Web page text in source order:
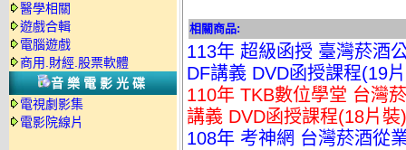
醫學相關
遊戲合輯
電腦遊戲
商用.財經.股票軟體
音樂電影光碟
電視劇影集
電影院線片
相關商品:
113年 超級函授 臺灣菸酒
DF講義 DVD函授課程(19
110年 TKB數位學堂 台灣
講義 DVD函授課程(18片
108年 考神網 台灣菸酒從